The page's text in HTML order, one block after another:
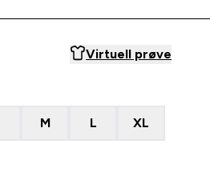
Virtuell prøve
M L XL